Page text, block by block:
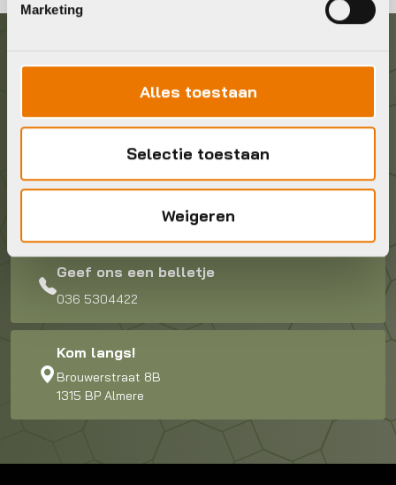
Marketing
Alles toestaan
Selectie toestaan
Weigeren
Graag in contact komen?
Wij staan voor je klaar! Neem contact op via de
onderstaande gegevens.
Stuur ons een e-mail
Geef ons een belletje
036 5304422
Kom langs!
Brouwerstraat 8B
1315 BP Almere